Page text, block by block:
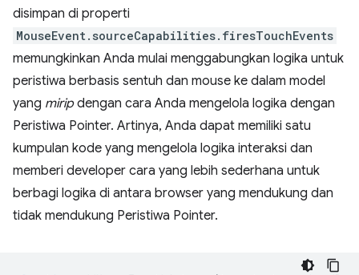
disimpan di properti
MouseEvent.sourceCapabilities.firesTouchEvents
memungkinkan Anda mulai menggabungkan logika untuk
peristiwa berbasis sentuh dan mouse ke dalam model
yang miripdengan cara Anda mengelola logika dengan
Peristiwa Pointer. Artinya, Anda dapat memiliki satu
kumpulan kode yang mengelola logika interaksi dan
memberi developer cara yang lebih sederhana untuk
berbagi logika di antara browser yang mendukung dan
tidak mendukung Peristiwa Pointer.